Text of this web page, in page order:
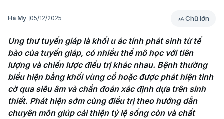
Hà My 05/12/2025 Chữ lớn
Ung thư tuyến giáp là khối u ác tính phát sinh từ tế
bào của tuyến giáp, có nhiều thể mô học với tiên
lượng và chiến lược điều trị khác nhau. Bệnh thường
biểu hiện bằng khối vùng cổ hoặc được phát hiện tình
cờ qua siêu âm và chẩn đoán xác định dựa trên sinh
thiết. Phát hiện sớm cùng điều trị theo hướng dẫn
chuyên môn giúp cải thiện tỷ lệ sống còn và chất